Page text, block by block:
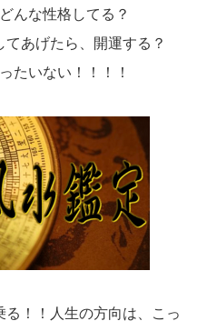
んな性格してる？
あげたら、開運する？
たいない！！！！
！！人生の方向は、こっ